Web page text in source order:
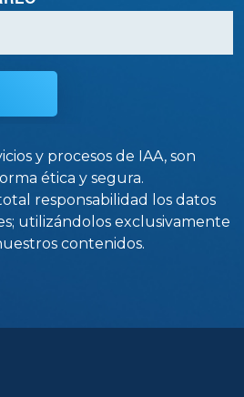
y procesos de IAA, son
ética y segura.
responsabilidad los datos
utilizándolos exclusivamente
contenidos.